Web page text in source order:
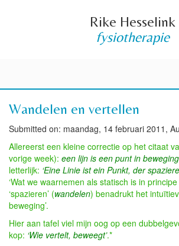
Rike Hesselink
fysiotherapie
Wandelen en vertellen
Submitted on: maandag, 14 februari 2011,
Allereerst een kleine correctie op het citaat
vorige week): een lijn is een punt in beweging
letterlijk: ‘Eine Linie ist ein Punkt, der
‘Wat we waarnemen als statisch is in
‘spazieren’ (wandelen) benadrukt het
beweging’.
Hier aan tafel viel mijn oog op een
kop: ‘Wie vertelt, beweegt’.*